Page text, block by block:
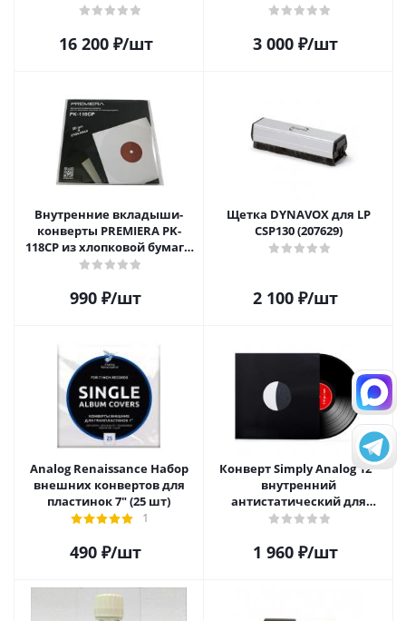
16 200₽/шт 3 000₽/шт
Внутренние вкладыши-
конверты PREMIERA PK-
118CP из хлопковой бумаги
для 12" виниловых
990 ₽/шт
Щетка DYNAVOX для LP
CSP130 (207629)
2 100₽/шт
Analog Renaissance Набор
внешних конвертов для
пластинок 7" (25 шт)
1
490 ₽/шт
Конверт Simply Analog 12"
внутренний
антистатический для
пластинок (25 шт)
1 960₽/шт